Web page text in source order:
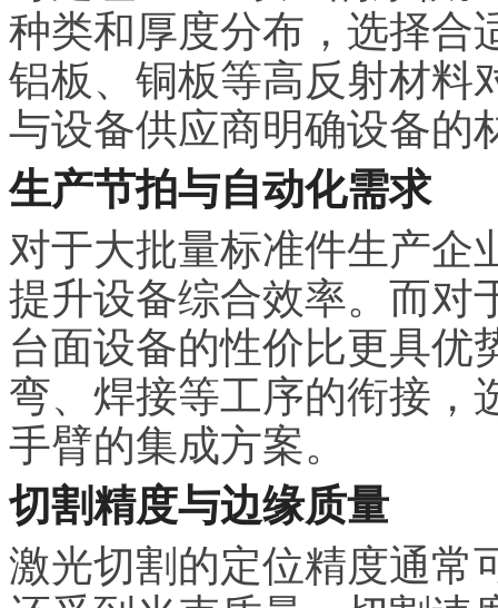
种类和厚度分布，选择合
铝板、铜板等高反射材料
与设备供应商明确设备的
生产节拍与自动化需求
对于大批量标准件生产企
提升设备综合效率。而对
台面设备的性价比更具优
弯、焊接等工序的衔接，
手臂的集成方案。
切割精度与边缘质量
激光切割的定位精度通常